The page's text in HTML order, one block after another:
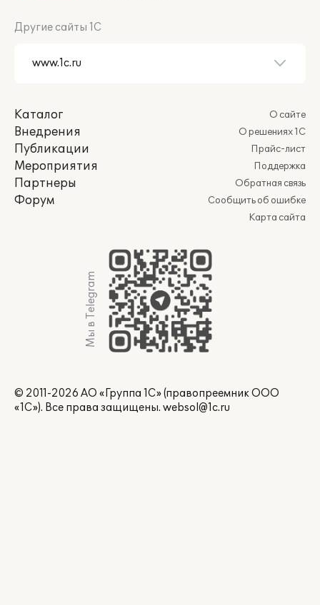
Другие сайты 1С
Каталог
Внедрения
Публикации
Мероприятия
Партнеры
Форум
О сайте
О решениях 1С
Прайс-лист
Поддержка
Обратная связь
Сообщить об ошибке
Карта сайта
Мы в Telegram
© 2011-2026 АО «Группа 1С» (правопреемник ООО
«1С»). Все права защищены. websol@1c.ru